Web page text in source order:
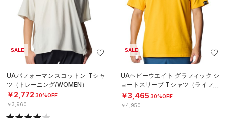
SALE
UAパフォーマンスコットン Tシャ
ツ（トレーニング/WOMEN）
￥2,772 30%OFF
￥3,960
SALE
UAヘビーウエイト グラフィック シ
ョートスリーブ Tシャツ（ライフス
タイル/MEN）
￥3,465 30%OFF
￥4,950